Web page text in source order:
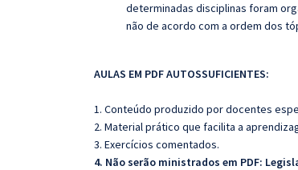
determinadas disciplinas foram
não de acordo com a ordem dos
AULAS EM PDF AUTOSSUFICIENTES:
1. Conteúdo produzido por docentes
2. Material prático que facilita a
3. Exercícios comentados.
4. Não serão ministrados em PDF: